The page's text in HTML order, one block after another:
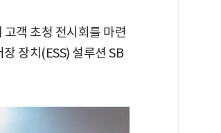
객 초청 전시회를 마련
장치(ESS) 설루션 SB